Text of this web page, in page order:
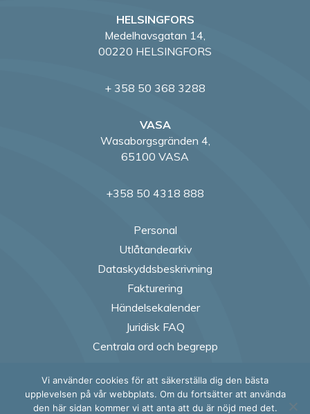
HELSINGFORS
Medelhavsgatan 14,
00220 HELSINGFORS
+ 358 50 368 3288
VASA
Wasaborgsgränden 4,
65100 VASA
+358 50 4318 888
Personal
Utlåtandearkiv
Dataskyddsbeskrivning
Fakturering
Händelsekalender
Juridisk FAQ
Centrala ord och begrepp
Follow us on
Follow us on
Follow
Vi använder cookies för att säkerställa dig den bästa
upplevelsen på vår webbplats. Om du fortsätter att använda
den här sidan kommer vi att anta att du är nöjd med det.